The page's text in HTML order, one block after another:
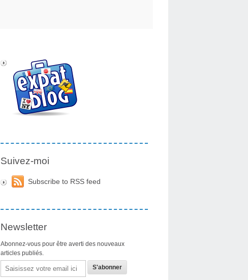
Suivez-moi
Subscribe to RSS feed
Newsletter
Abonnez-vous pour être averti des nouveaux
articles publiés.
Email